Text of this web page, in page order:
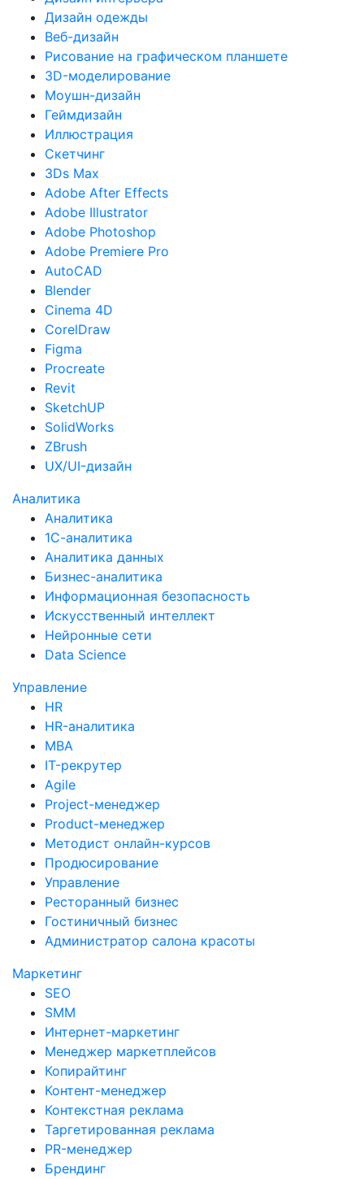
Дизайн одежды
Веб-дизайн
Рисование на графическом планшете
3D-моделирование
Моушн-дизайн
Геймдизайн
Иллюстрация
Скетчинг
3Ds Max
Adobe After Effects
Adobe Illustrator
Adobe Photoshop
Adobe Premiere Pro
AutoCAD
Blender
Cinema 4D
CorelDraw
Figma
Procreate
Revit
SketchUP
SolidWorks
ZBrush
UX/UI-дизайн
Аналитика
Аналитика
1С-аналитика
Аналитика данных
Бизнес-аналитика
Информационная безопасность
Искусственный интеллект
Нейронные сети
Data Science
Управление
HR
HR-аналитика
MBA
IT-рекрутер
Agile
Project-менеджер
Product-менеджер
Методист онлайн-курсов
Продюсирование
Управление
Ресторанный бизнес
Гостиничный бизнес
Администратор салона красоты
Маркетинг
SEO
SMM
Интернет-маркетинг
Менеджер маркетплейсов
Копирайтинг
Контент-менеджер
Контекстная реклама
Таргетированная реклама
PR-менеджер
Брендинг